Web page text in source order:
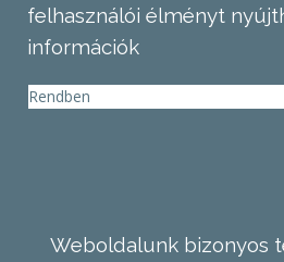
felhasználói élményt
információk
Rendben
Weboldalunk bizonyos